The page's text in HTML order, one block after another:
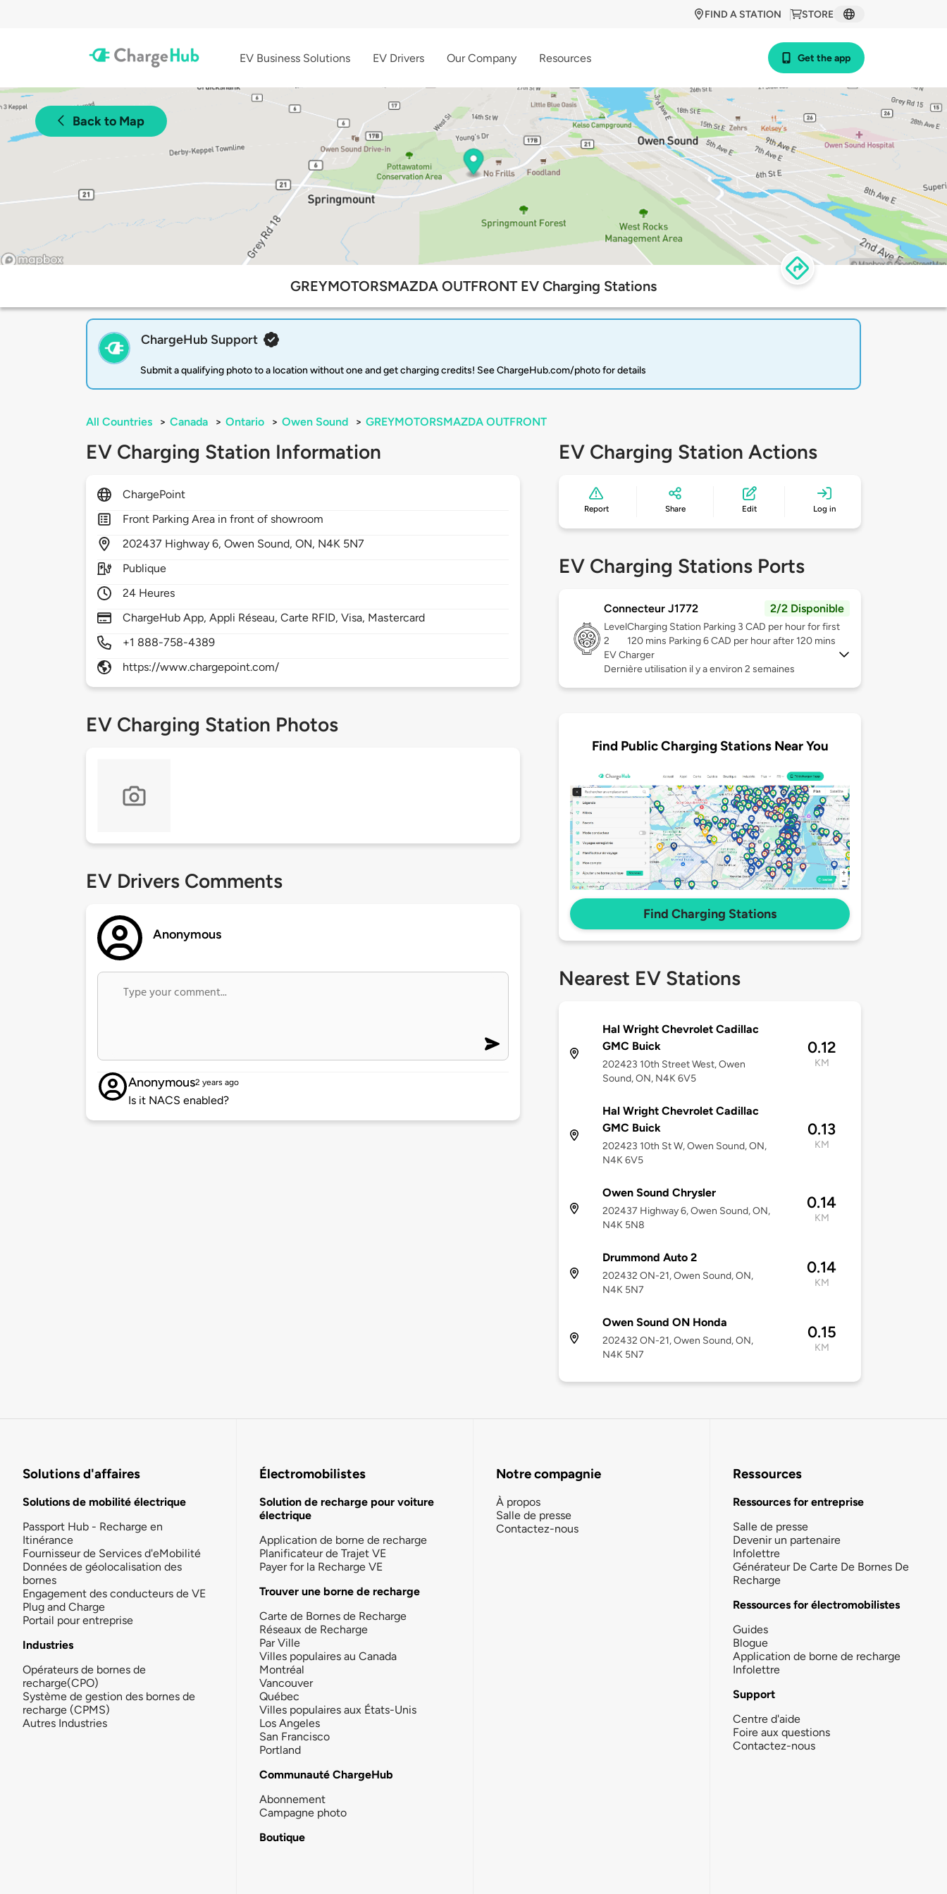
STORE
FIND A STATION
EV Business Solutions EV Drivers Our Company Resources Get the app
Back to Map
GREYMOTORSMAZDA OUTFRONT EV Charging Stations
ChargeHub Support
Submit a qualifying photo to a location without one and get charging credits! See ChargeHub.com/photo for details
All Countries > Canada > Ontario > Owen Sound > GREYMOTORSMAZDA OUTFRONT
EV Charging Station Information
ChargePoint
Front Parking Area in front of showroom
202437 Highway 6,Owen Sound,ON, N4K 5N7
Publique
24 Heures
ChargeHub App, Appli Réseau, Carte RFID, Visa, Mastercard
+1 888-758-4389
https://www.chargepoint.com/
EV Charging Station Photos
EV Drivers Comments
Anonymous
Anonymous2 years ago
Is it NACS enabled?
EV Charging Station Actions
Report Share Edit Log in
EV Charging Stations Ports
Connecteur J1772 2/2 Disponible
Level
2
Charging Station Parking 3 CAD per hour for first
120 mins Parking 6 CAD per hour after 120 mins
EV Charger
Dernière utilisation il y a environ 2 semaines
Find Public Charging Stations Near You
Find Charging Stations
Nearest EV Stations
Hal Wright Chevrolet Cadillac
GMC Buick
202423 10th Street West, Owen
Sound, ON, N4K 6V5
0.12
KM
Hal Wright Chevrolet Cadillac
GMC Buick
202423 10th St W, Owen Sound, ON,
N4K 6V5
0.13
KM
Owen Sound Chrysler
202437 Highway 6, Owen Sound, ON,
N4K 5N8
0.14
KM
Drummond Auto 2
202432 ON-21, Owen Sound, ON,
N4K 5N7
0.14
KM
Owen Sound ON Honda
202432 ON-21, Owen Sound, ON,
N4K 5N7
0.15
KM
Solutions d'affaires
Solutions de mobilité électrique
Passport Hub - Recharge en
Itinérance
Fournisseur de Services d'eMobilité
Données de géolocalisation des
bornes
Engagement des conducteurs de VE
Plug and Charge
Portail pour entreprise
Industries
Opérateurs de bornes de
recharge(CPO)
Système de gestion des bornes de
recharge (CPMS)
Autres Industries
Électromobilistes
Solution de recharge pour voiture
électrique
Application de borne de recharge
Planificateur de Trajet VE
Payer for la Recharge VE
Trouver une borne de recharge
Carte de Bornes de Recharge
Réseaux de Recharge
Par Ville
Villes populaires au Canada
Montréal
Vancouver
Québec
Villes populaires aux États-Unis
Los Angeles
San Francisco
Portland
Communauté ChargeHub
Abonnement
Campagne photo
Boutique
Notre compagnie
À propos
Salle de presse
Contactez-nous
Ressources
Ressources for entreprise
Salle de presse
Devenir un partenaire
Infolettre
Générateur De Carte De Bornes De
Recharge
Ressources for électromobilistes
Guides
Blogue
Application de borne de recharge
Infolettre
Support
Centre d'aide
Foire aux questions
Contactez-nous